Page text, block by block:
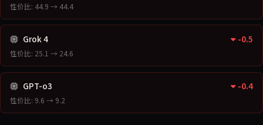
性价比: 44.9 → 44.4
Grok 4 -0.5
性价比: 25.1 → 24.6
GPT-o3 -0.4
性价比: 9.6 → 9.2